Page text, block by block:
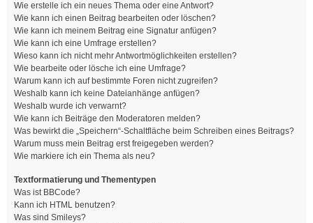
Wie erstelle ich ein neues Thema oder eine Antwort?
Wie kann ich einen Beitrag bearbeiten oder löschen?
Wie kann ich meinem Beitrag eine Signatur anfügen?
Wie kann ich eine Umfrage erstellen?
Wieso kann ich nicht mehr Antwortmöglichkeiten erstellen?
Wie bearbeite oder lösche ich eine Umfrage?
Warum kann ich auf bestimmte Foren nicht zugreifen?
Weshalb kann ich keine Dateianhänge anfügen?
Weshalb wurde ich verwarnt?
Wie kann ich Beiträge den Moderatoren melden?
Was bewirkt die „Speichern“-Schaltfläche beim Schreiben eines Beitrags?
Warum muss mein Beitrag erst freigegeben werden?
Wie markiere ich ein Thema als neu?
Textformatierung und Thementypen
Was ist BBCode?
Kann ich HTML benutzen?
Was sind Smileys?